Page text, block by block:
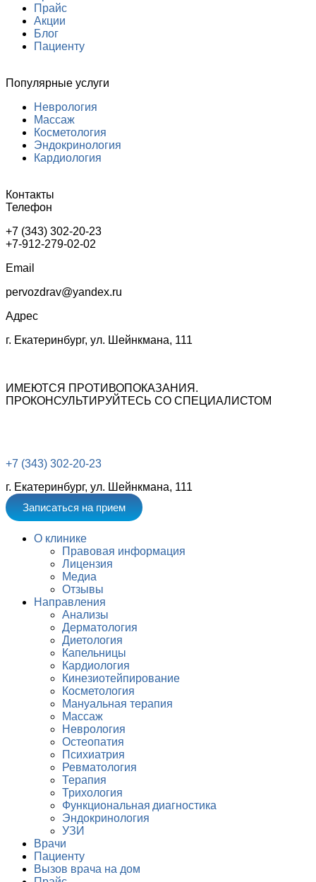
Прайс
Акции
Блог
Пациенту
Популярные услуги
Неврология
Массаж
Косметология
Эндокринология
Кардиология
Контакты
Телефон
+7 (343) 302-20-23
+7-912-279-02-02
Email
pervozdrav@yandex.ru
Адрес
г. Екатеринбург, ул. Шейнкмана, 111
ИМЕЮТСЯ ПРОТИВОПОКАЗАНИЯ.
ПРОКОНСУЛЬТИРУЙТЕСЬ СО СПЕЦИАЛИСТОМ
+7 (343) 302-20-23
г. Екатеринбург, ул. Шейнкмана, 111
Записаться на прием
О клинике
Правовая информация
Лицензия
Медиа
Отзывы
Направления
Анализы
Дерматология
Диетология
Капельницы
Кардиология
Кинезиотейпирование
Косметология
Мануальная терапия
Массаж
Неврология
Остеопатия
Психиатрия
Ревматология
Терапия
Трихология
Функциональная диагностика
Эндокринология
УЗИ
Врачи
Пациенту
Вызов врача на дом